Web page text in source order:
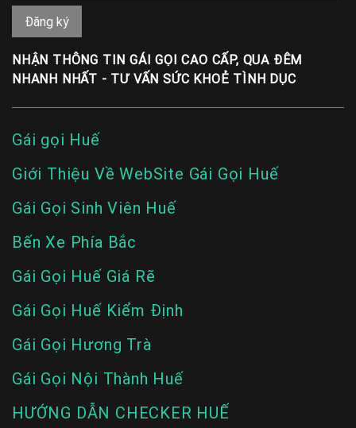
NHẬN THÔNG TIN GÁI GỌI CAO CẤP, QUA ĐÊM
NHANH NHẤT - TƯ VẤN SỨC KHOẺ TÌNH DỤC
Gái gọi Huế
Giới Thiệu Về WebSite Gái Gọi Huế
Gái Gọi Sinh Viên Huế
Bến Xe Phía Bắc
Gái Gọi Huế Giá Rẽ
Gái Gọi Huế Kiểm Định
Gái Gọi Hương Trà
Gái Gọi Nội Thành Huế
HƯỚNG DẪN CHECKER HUẾ